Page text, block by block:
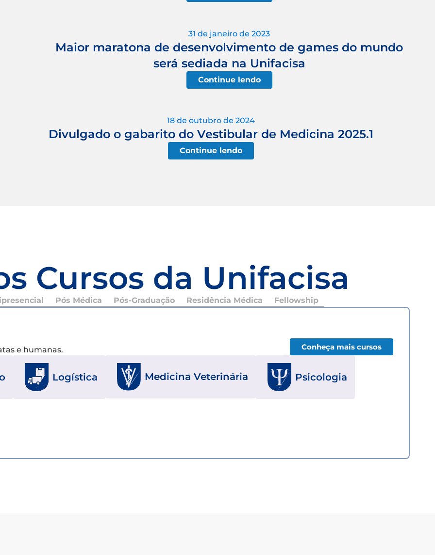
31 de janeiro de 2023
Maior maratona de desenvolvimento de games do mundo
será sediada na Unifacisa
Continue lendo
18 de outubro de 2024
Divulgado o gabarito do Vestibular de Medicina 2025.1
Continue lendo
Cursos da Unifacisa
Pós Médica Pós-Graduação Residência Médica Fellowship
e humanas. Conheça mais cursos
Logística Medicina Veterinária Psicologia